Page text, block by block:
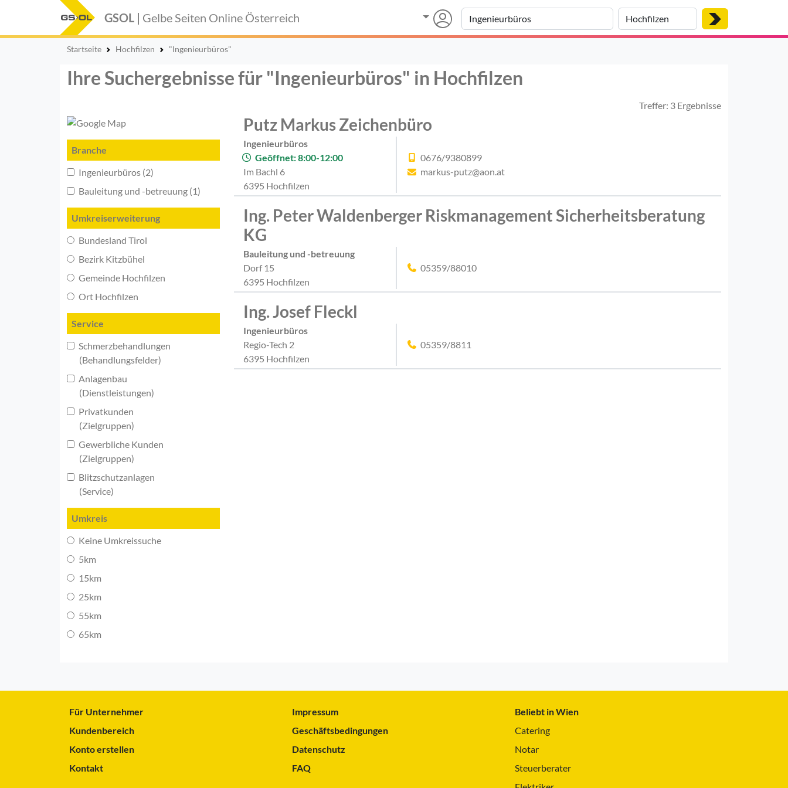
GSOL | Gelbe Seiten Online Österreich
Startseite Hochfilzen "Ingenieurbüros"
Ihre Suchergebnisse für "Ingenieurbüros" in Hochfilzen
Treffer: 3 Ergebnisse
Branche
Ingenieurbüros (2)
Bauleitung und -betreuung (1)
Umkreiserweiterung
Bundesland Tirol
Bezirk Kitzbühel
Gemeinde Hochfilzen
Ort Hochfilzen
Service
Schmerzbehandlungen
(Behandlungsfelder)
Anlagenbau
(Dienstleistungen)
Privatkunden
(Zielgruppen)
Gewerbliche Kunden
(Zielgruppen)
Blitzschutzanlagen
(Service)
Umkreis
Keine Umkreissuche
5km
15km
25km
55km
65km
Putz Markus Zeichenbüro
Ingenieurbüros
Geöffnet: 8:00-12:00
Im Bachl 6
6395 Hochfilzen
0676/9380899
markus-putz@aon.at
Ing. Peter Waldenberger Riskmanagement Sicherheitsberatung
KG
Bauleitung und -betreuung
Dorf 15
6395 Hochfilzen
05359/88010
Ing. Josef Fleckl
Ingenieurbüros
Regio-Tech 2
6395 Hochfilzen
05359/8811
Für Unternehmer
Kundenbereich
Konto erstellen
Kontakt
Impressum
Geschäftsbedingungen
Datenschutz
FAQ
Beliebt in Wien
Catering
Notar
Steuerberater